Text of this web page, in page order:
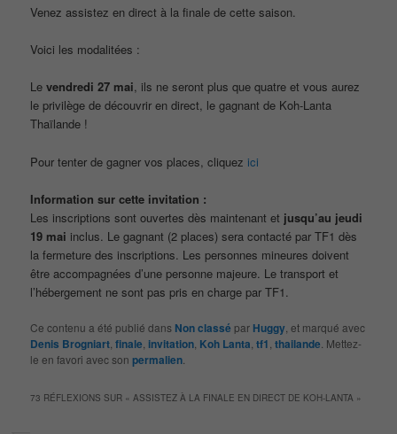
Venez assistez en direct à la finale de cette saison.
Voici les modalitées :
Levendredi 27 mai, ils ne seront plus que quatre et vous aurez
le privilège de découvrir en direct, le gagnant de Koh-Lanta
Thaïlande !
Pour tenter de gagner vos places, cliquez ici
Information sur cette invitation :
Les inscriptions sont ouvertes dès maintenant et jusqu’au jeudi
19 mai inclus. Le gagnant (2 places) sera contacté par TF1 dès
la fermeture des inscriptions. Les personnes mineures doivent
être accompagnées d’une personne majeure. Le transport et
l’hébergement ne sont pas pris en charge par TF1.
Ce contenu a été publié dans Non classé par Huggy , et marqué avec
Denis Brogniart ,finale invitation Koh Lanta ,tf1 ,thailande . Mettez-
le en favori avec sonpermalien
73 RÉFLEXIONS SUR «ASSISTEZ À LA FINALE EN DIRECT DE KOH-LANTA »